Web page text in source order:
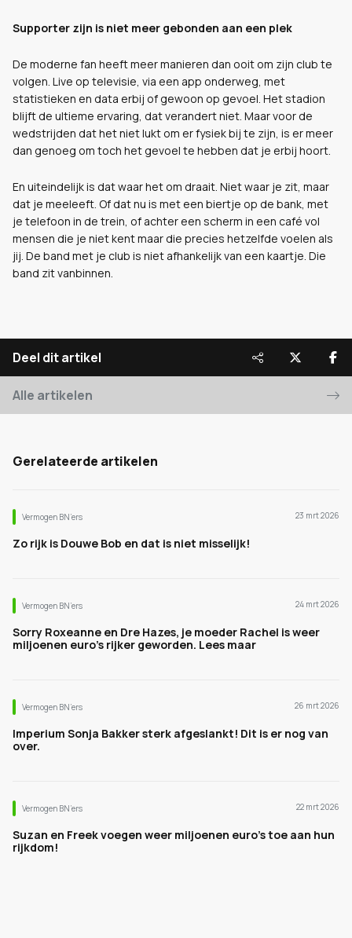
Supporter zijn is niet meer gebonden aan een plek
De moderne fan heeft meer manieren dan ooit om zijn club te
volgen. Live op televisie, via een app onderweg, met
statistieken en data erbij of gewoon op gevoel. Het stadion
blijft de ultieme ervaring, dat verandert niet. Maar voor de
wedstrijden dat het niet lukt om er fysiek bij te zijn, is er meer
dan genoeg om toch het gevoel te hebben dat je erbij hoort.
En uiteindelijk is dat waar het om draait. Niet waar je zit, maar
dat je meeleeft. Of dat nu is met een biertje op de bank, met
je telefoon in de trein, of achter een scherm in een café vol
mensen die je niet kent maar die precies hetzelfde voelen als
jij. De band met je club is niet afhankelijk van een kaartje. Die
band zit vanbinnen.
Deel dit artikel
Alle artikelen
Gerelateerde artikelen
Vermogen BN’ers 23 mrt 2026
Zo rijk is Douwe Bob en dat is niet misselijk!
Vermogen BN’ers 24 mrt 2026
Sorry Roxeanne en Dre Hazes, je moeder Rachel is weer
miljoenen euro's rijker geworden. Lees maar
Vermogen BN’ers 26 mrt 2026
Imperium Sonja Bakker sterk afgeslankt! Dit is er nog van
over.
Vermogen BN’ers 22 mrt 2026
Suzan en Freek voegen weer miljoenen euro's toe aan hun
rijkdom!